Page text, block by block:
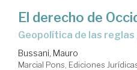
El derecho de
Geopolítica de las
Bussani, Mauro
Marcial Pons, Ediciones